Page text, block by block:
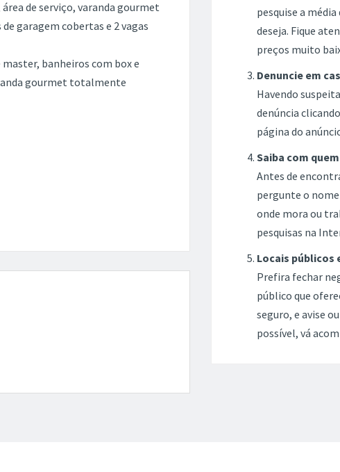
de serviço, varanda gourmet
garagem cobertas e 2 vagas
banheiros com box e
gourmet totalmente
pesquise a
deseja. Fique
preços muito
Denuncie em
Havendo
denúncia
página do
Saiba com
Antes de
pergunte o
onde mora ou
pesquisas na
Locais públicos
Prefira fechar
público que
seguro, e avise
possível, vá